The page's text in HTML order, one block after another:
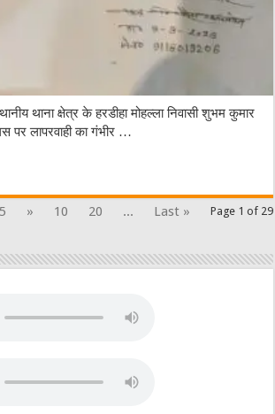
थाना क्षेत्र के हरडीहा मोहल्ला निवासी शुभम कुमार
पर लापरवाही का गंभीर …
Page 1 of 29
5 » 10 20 ... Last »